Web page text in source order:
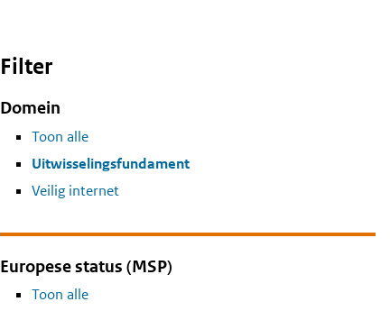
Filter
Domein
Toon alle
Uitwisselingsfundament
Veilig internet
Europese status (MSP)
Toon alle